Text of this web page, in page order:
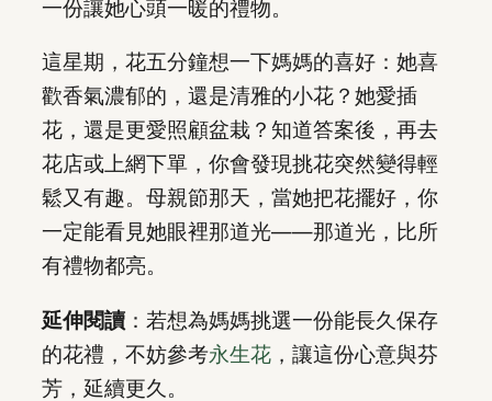
一份讓她心頭一暖的禮物。
這星期，花五分鐘想一下媽媽的喜好：她喜
歡香氣濃郁的，還是清雅的小花？她愛插
花，還是更愛照顧盆栽？知道答案後，再去
花店或上網下單，你會發現挑花突然變得輕
鬆又有趣。母親節那天，當她把花擺好，你
一定能看見她眼裡那道光——那道光，比所
有禮物都亮。
延伸閱讀 ：若想為媽媽挑選一份能長久保存
的花禮，不妨參考永生花 ，讓這份心意與芬
芳，延續更久。